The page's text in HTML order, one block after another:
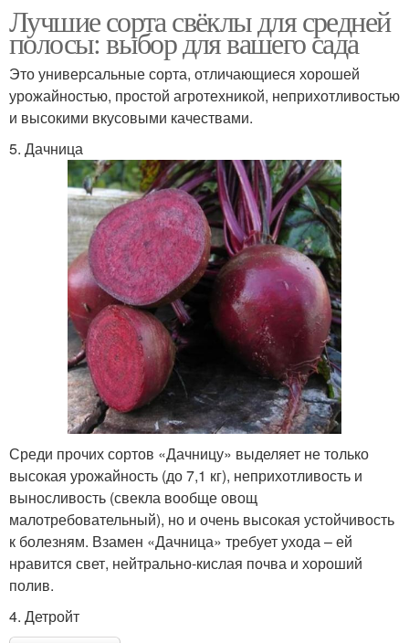
Лучшие сорта свёклы для средней
полосы: выбор для вашего сада
Это универсальные сорта, отличающиеся хорошей
урожайностью, простой агротехникой, неприхотливостью
и высокими вкусовыми качествами.
5. Дачница
Среди прочих сортов «Дачницу» выделяет не только
высокая урожайность (до 7,1 кг), неприхотливость и
выносливость (свекла вообще овощ
малотребовательный), но и очень высокая устойчивость
к болезням. Взамен «Дачница» требует ухода – ей
нравится свет, нейтрально-кислая почва и хороший
полив.
4. Детройт